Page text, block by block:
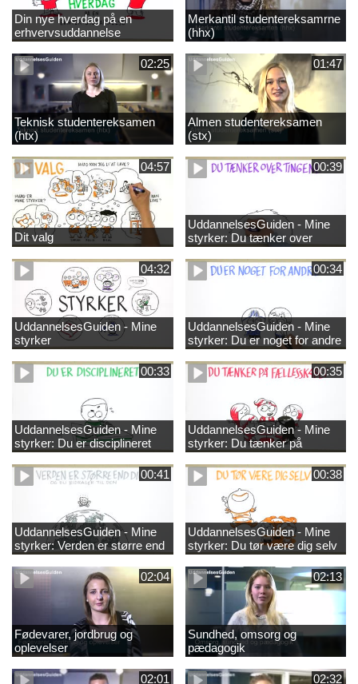
Din nye hverdag på en
erhvervsuddannelse
Merkantil studentereksamrne
(hhx)
02:25
Teknisk studentereksamen
(htx)
01:47
Almen studentereksamen
(stx)
04:57
Dit valg
00:39
UddannelsesGuiden - Mine
styrker: Du tænker over
tingene
04:32
UddannelsesGuiden - Mine
styrker
00:34
UddannelsesGuiden - Mine
styrker: Du er noget for andre
00:33
UddannelsesGuiden - Mine
styrker: Du er disciplineret
00:35
UddannelsesGuiden - Mine
styrker: Du tænker på
fællesskabet
00:41
UddannelsesGuiden - Mine
styrker: Verden er større end
dig og du bidrager til den
00:38
UddannelsesGuiden - Mine
styrker: Du tør være dig selv
02:04
Fødevarer, jordbrug og
oplevelser
02:13
Sundhed, omsorg og
pædagogik
02:01 02:32